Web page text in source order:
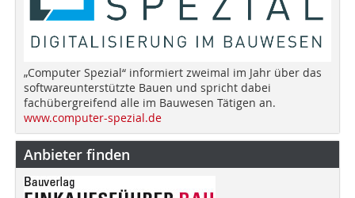
„Computer Spezial“ informiert zweimal im Jahr über das
softwareunterstützte Bauen und spricht dabei
fachübergreifend alle im Bauwesen Tätigen an.
www.computer-spezial.de
Anbieter finden